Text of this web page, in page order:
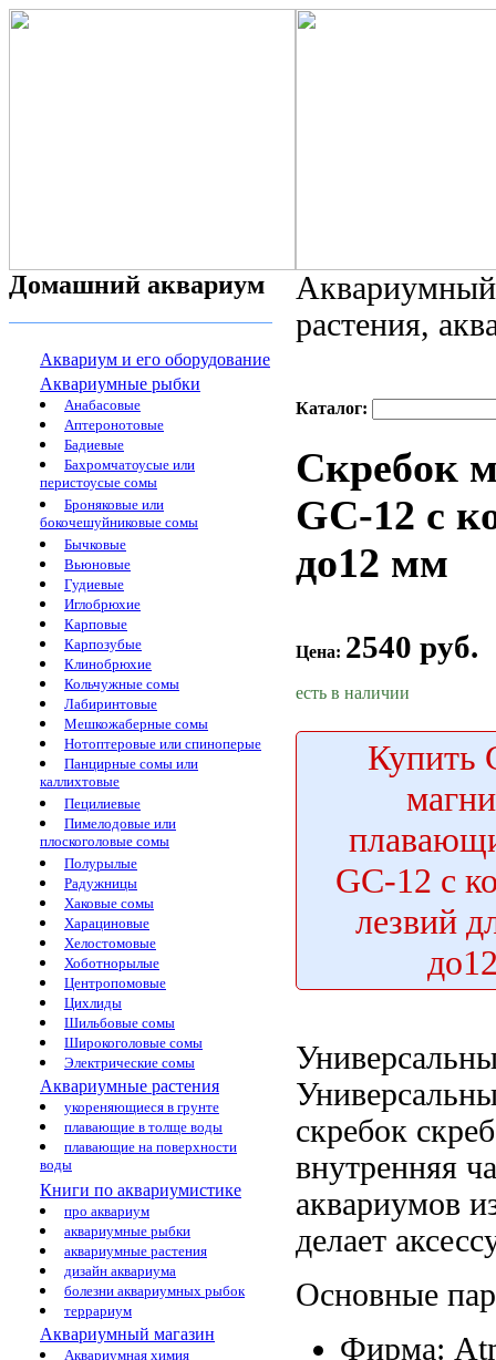
Домашний аквариум
Аквариум и его оборудование
Аквариумные рыбки
Анабасовые
Аптеронотовые
Бадиевые
Бахромчатоусые или
перистоусые сомы
Броняковые или
бокочешуйниковые сомы
Бычковые
Вьюновые
Гудиевые
Иглобрюхие
Карповые
Карпозубые
Клинобрюхие
Кольчужные сомы
Лабиринтовые
Мешкожаберные сомы
Нотоптеровые или спиноперые
Панцирные сомы или
каллихтовые
Пецилиевые
Пимелодовые или
плоскоголовые сомы
Полурылые
Радужницы
Хаковые сомы
Харациновые
Хелостомовые
Хоботнорылые
Центропомовые
Цихлиды
Шильбовые сомы
Широкоголовые сомы
Электрические сомы
Аквариумные растения
укореняющиеся в грунте
плавающие в толще воды
плавающие на поверхности
воды
Книги по аквариумистике
про аквариум
аквариумные рыбки
аквариумные растения
дизайн аквариума
болезни аквариумных рыбок
террариум
Аквариумный магазин
Аквариумная химия
растения,
Каталог:
Скребок
GC-12 с
до12 мм
Цена: 2540 руб.
есть в наличии
Купить
GC-12 с
лезвий
скребок
внутренняя
аквариумов
делает
Основные
Фирма: